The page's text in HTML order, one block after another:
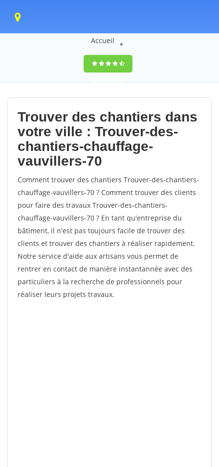
Accueil
9,5(100%)0
votes
Trouver des chantiers dans
votre ville : Trouver-des-
chantiers-chauffage-
vauvillers-70
Comment trouver des chantiers Trouver-des-chantiers-
chauffage-vauvillers-70 ? Comment trouver des clients
pour faire des travaux Trouver-des-chantiers-
chauffage-vauvillers-70 ? En tant qu'entreprise du
bâtiment, il n'est pas toujours facile de trouver des
clients et trouver des chantiers à réaliser rapidement.
Notre service d'aide aux artisans vous permet de
rentrer en contact de manière instantannée avec des
particuliers à la recherche de professionnels pour
réaliser leurs projets travaux.